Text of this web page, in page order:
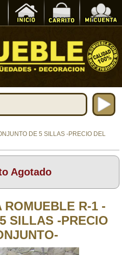
DE 5 SILLAS -PRECIO DEL
Agotado
R-1 -
SILLAS -PRECIO